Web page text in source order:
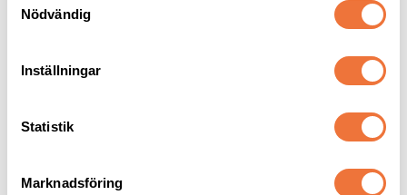
Nödvändig
Inställningar
Statistik
Marknadsföring